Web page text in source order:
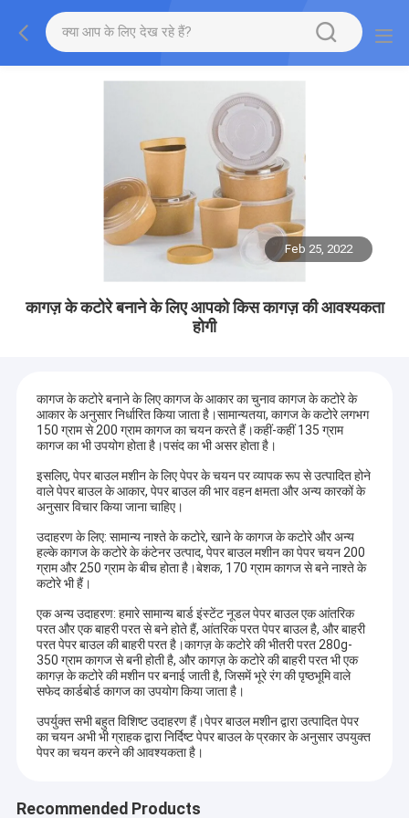
Feb 25, 2022
कागज़ के कटोरे बनाने के लिए आपको किस कागज़ की आवश्यकता
होगी
कागज के कटोरे बनाने के लिए कागज के आकार का चुनाव कागज के कटोरे के
आकार के अनुसार निर्धारित किया जाता है।सामान्यतया, कागज के कटोरे लगभग
150 ग्राम से 200 ग्राम कागज का चयन करते हैं।कहीं-कहीं 135 ग्राम
कागज का भी उपयोग होता है।पसंद का भी असर होता है।
इसलिए, पेपर बाउल मशीन के लिए पेपर के चयन पर व्यापक रूप से उत्पादित होने
वाले पेपर बाउल के आकार, पेपर बाउल की भार वहन क्षमता और अन्य कारकों के
अनुसार विचार किया जाना चाहिए।
उदाहरण के लिए: सामान्य नाश्ते के कटोरे, खाने के कागज के कटोरे और अन्य
हल्के कागज के कटोरे के कंटेनर उत्पाद, पेपर बाउल मशीन का पेपर चयन 200
ग्राम और 250 ग्राम के बीच होता है।बेशक, 170 ग्राम कागज से बने नाश्ते के
कटोरे भी हैं।
एक अन्य उदाहरण: हमारे सामान्य बार्ड इंस्टेंट नूडल पेपर बाउल एक आंतरिक
परत और एक बाहरी परत से बने होते हैं, आंतरिक परत पेपर बाउल है, और बाहरी
परत पेपर बाउल की बाहरी परत है।कागज़ के कटोरे की भीतरी परत 280g-
350 ग्राम कागज से बनी होती है, और कागज़ के कटोरे की बाहरी परत भी एक
कागज़ के कटोरे की मशीन पर बनाई जाती है, जिसमें भूरे रंग की पृष्ठभूमि वाले
सफेद कार्डबोर्ड कागज का उपयोग किया जाता है।
उपर्युक्त सभी बहुत विशिष्ट उदाहरण हैं।पेपर बाउल मशीन द्वारा उत्पादित पेपर
का चयन अभी भी ग्राहक द्वारा निर्दिष्ट पेपर बाउल के प्रकार के अनुसार उपयुक्त
पेपर का चयन करने की आवश्यकता है।
Recommended Products